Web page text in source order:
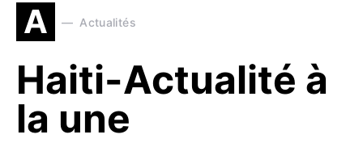
A Actualités
Haiti-Actualité à
la une